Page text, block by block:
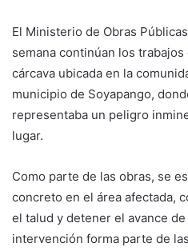
El Ministerio de Obras
semana continúan los
cárcava ubicada en la
municipio de Soyapango,
representaba un peligro
lugar.
Como parte de las obras, se
concreto en el área afectada,
el talud y detener el avance
intervención forma parte de